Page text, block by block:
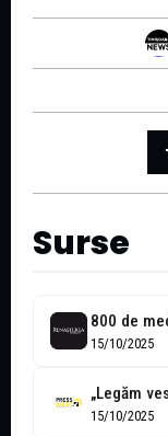
Surse
15/10/2025
15/10/2025